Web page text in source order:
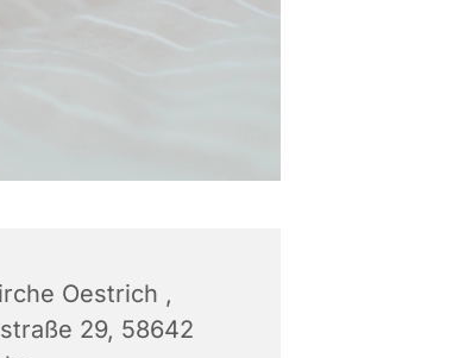
Oestrich ,
29, 58642